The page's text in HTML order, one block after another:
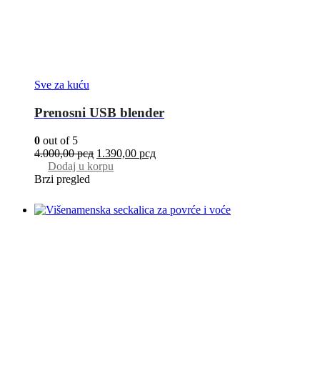
Sve za kuću
Prenosni USB blender
0 out of 5
4.000,00рсд 1.390,00 рсд
Dodaj u korpu
Brzi pregled